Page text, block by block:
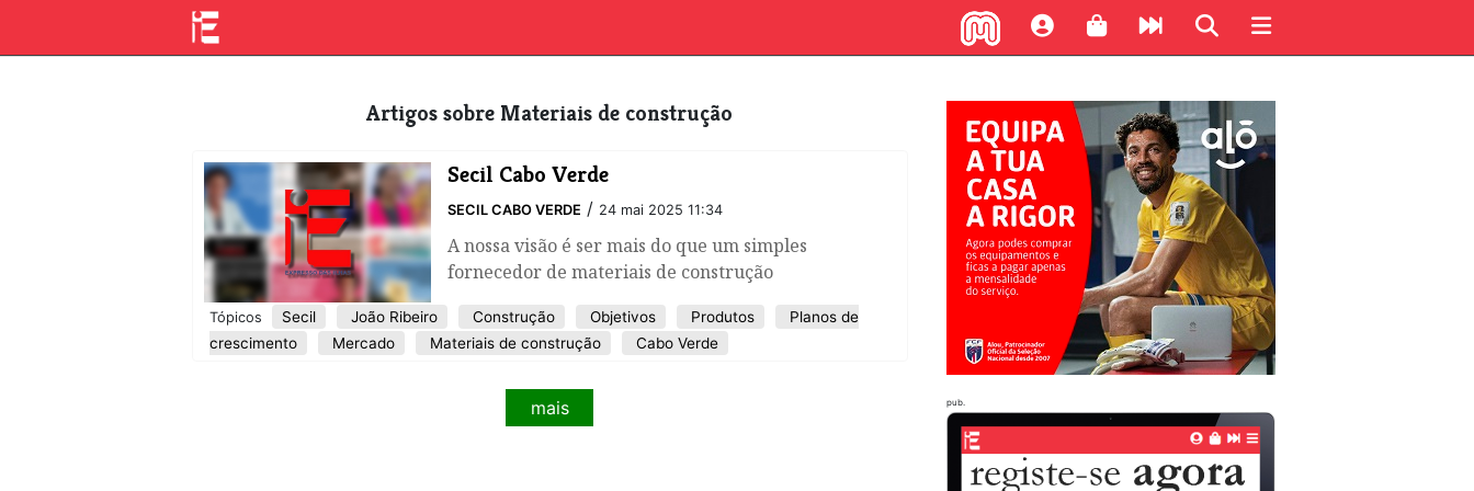
Artigos sobre Materiais de construção
Secil Cabo Verde
SECIL CABO VERDE / 24 mai 2025 11:34
A nossa visão é ser mais do que um simples
fornecedor de materiais de construção
Tópicos Secil João Ribeiro Construção Objetivos Produtos
Planos de
crescimento
Mercado Materiais de construção Cabo Verde
mais pub.